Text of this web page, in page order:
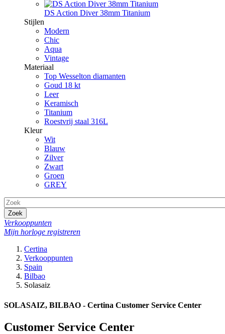
DS Action Diver 38mm Titanium
Stijlen
Modern
Chic
Aqua
Vintage
Materiaal
Top Wesselton diamanten
Goud 18 kt
Leer
Keramisch
Titanium
Roestvrij staal 316L
Kleur
Wit
Blauw
Zilver
Zwart
Groen
GREY
Zoek
Verkooppunten
Mijn horloge registreren
Certina
Verkooppunten
Spain
Bilbao
Solasaiz
SOLASAIZ, BILBAO - Certina Customer Service Center
Customer Service Center